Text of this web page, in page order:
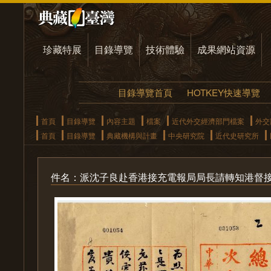
珍藏特展 目錄導覽 技術體驗 成果網站資源
目錄導覽首頁 HOTKEY快速導覽
首頁 目錄導覽 內容主題 檔案 近代外交經濟部門檔案
外
首頁
目錄導覽 典藏機構與計畫 中央研究院 近代史研究所
件名：派沈子良赴香港接充電報局局長請轉知港督